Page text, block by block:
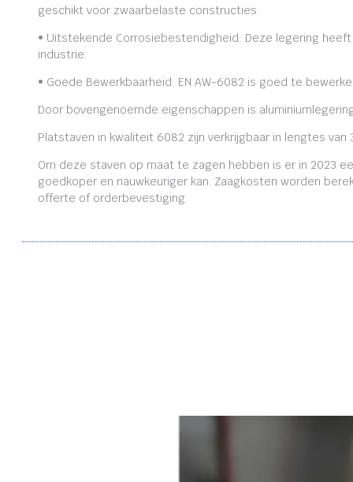
geschikt voor zwaarbelaste constructies.
• Uitstekende Corrosiebestendigheid: Deze legering
industrie.
• Goede Bewerkbaarheid: EN AW-6082 is goed te
Door bovengenoemde eigenschappen is
Platstaven in kwaliteit 6082 zijn verkrijgbaar in lengtes
Om deze staven op maat te zagen hebben is er in 2023
goedkoper en nauwkeuriger kan. Zaagkosten worden
offerte of orderbevestiging.